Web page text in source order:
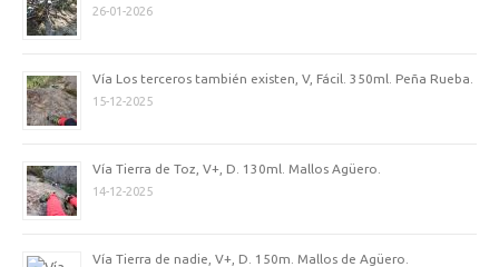
26-01-2026
Vía Los terceros también existen, V, Fácil. 350ml. Peña Rueba.
15-12-2025
Vía Tierra de Toz, V+, D. 130ml. Mallos Agüero.
14-12-2025
Vía Tierra de nadie, V+, D. 150m. Mallos de Agüero.